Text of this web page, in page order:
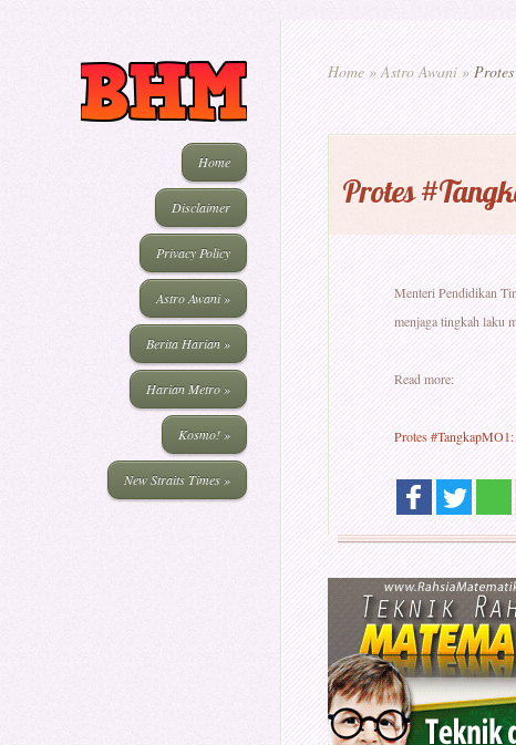
Home
Disclaimer
Privacy Policy
Astro Awani»
Berita Harian»
Harian Metro»
Kosmo!»
New Straits Times»
Home » Astro Awani »Protes
Protes
Menteri Pendidikan
menjaga tingkah laku
Read more:
Protes